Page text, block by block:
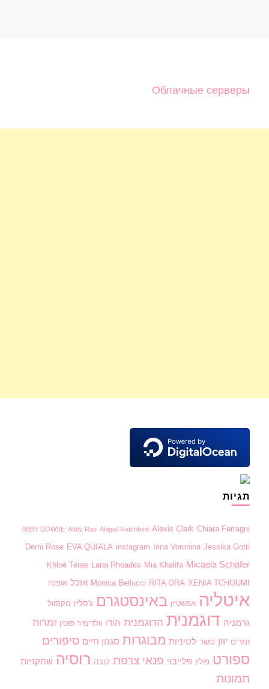
Облачные серверы
תגיות
ABBY DOWSE Abby Rao Abigail Ratchford Alexis Clark Chiara Ferragni
Demi Rose EVA QUIALA instagram Irina Voronina Jessika Gotti
Khloë Terae Lana Rhoades Mia Khalifa Micaela Schäfer
Monica Bellucci RITA ORA XENIA TCHOUMI אוכל אופנה
איטליה אפשטיין באינסטגרם ג'סליין מקסוול
גרמניה דוגמנית הדוגמנית הודו וולדימיר פוטין זמרות
זמרים יוון כושר לטיניות מבוגרות סגנון חיים סיפורים
ספורט פולין פלייבוי פנאי צרפת קובה רוסיה שחקניות
תמונות